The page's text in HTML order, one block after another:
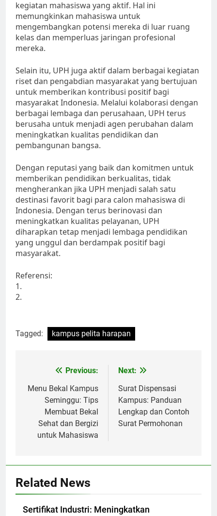
kegiatan mahasiswa yang aktif. Hal ini
memungkinkan mahasiswa untuk
mengembangkan potensi mereka di luar ruang
kelas dan memperluas jaringan profesional
mereka.
Selain itu, UPH juga aktif dalam berbagai kegiatan
riset dan pengabdian masyarakat yang bertujuan
untuk memberikan kontribusi positif bagi
masyarakat Indonesia. Melalui kolaborasi dengan
berbagai lembaga dan perusahaan, UPH terus
berusaha untuk menjadi agen perubahan dalam
meningkatkan kualitas pendidikan dan
pembangunan bangsa.
Dengan reputasi yang baik dan komitmen untuk
memberikan pendidikan berkualitas, tidak
mengherankan jika UPH menjadi salah satu
destinasi favorit bagi para calon mahasiswa di
Indonesia. Dengan terus berinovasi dan
meningkatkan kualitas pelayanan, UPH
diharapkan tetap menjadi lembaga pendidikan
yang unggul dan berdampak positif bagi
masyarakat.
Referensi:
1.
2.
Tagged: kampus pelita harapan
navigation
Previous:
Menu Bekal Kampus
Seminggu: Tips
Membuat Bekal
Sehat dan Bergizi
untuk Mahasiswa
Next:
Surat Dispensasi
Kampus: Panduan
Lengkap dan Contoh
Surat Permohonan
Related News
Sertifikat Industri: Meningkatkan